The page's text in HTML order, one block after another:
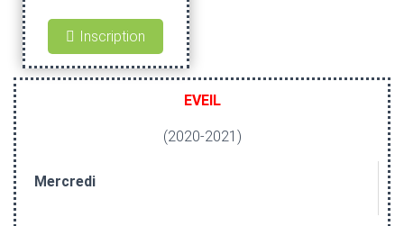
Inscription
EVEIL
(2020-2021)
Mercredi